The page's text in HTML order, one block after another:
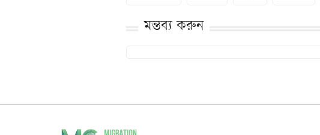
মন্তব্য করুন